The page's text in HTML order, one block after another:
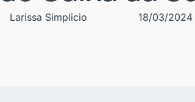
Larissa Simplicio 18/03/2024